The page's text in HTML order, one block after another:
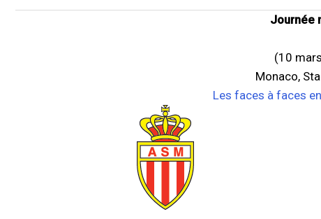
Journée
(10
Monaco,
Les faces à faces